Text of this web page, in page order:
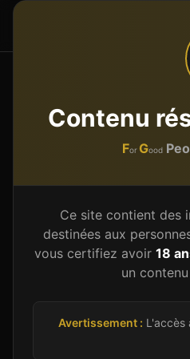
Contenu
For Good
Ce site contient des
destinées aux
vous certifiez avoir 18
un
Avertissement : L'accès
L'ATOLL
zac du sancerrois
Club Sauna Spa
Donne ton avis